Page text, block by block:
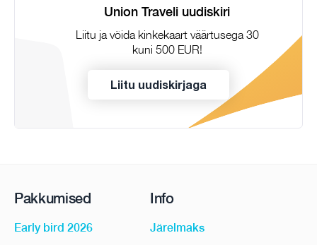
Union Traveli uudiskiri
Liitu ja võida kinkekaart väärtusega 30
kuni 500 EUR!
Liitu uudiskirjaga
Pakkumised
Early bird 2026
Info
Järelmaks